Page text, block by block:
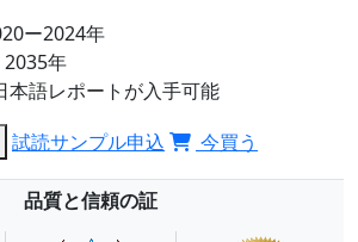
ー2024年
年
本語レポートが入手可能
試読サンプル申込 今買う
品質と信頼の証